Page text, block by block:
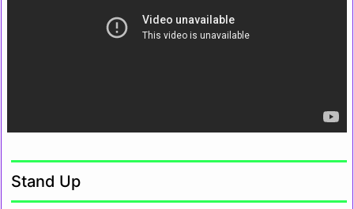
Stand Up